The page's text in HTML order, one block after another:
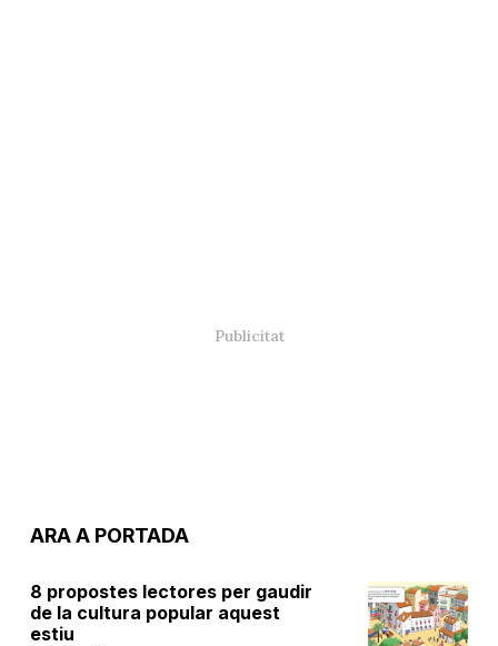
ARA A PORTADA
8 propostes lectores per gaudir
de la cultura popular aquest
estiu